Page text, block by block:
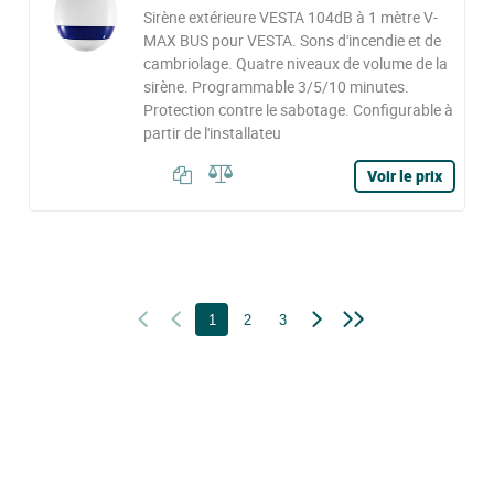
Sirène extérieure VESTA 104dB à 1 mètre V-
MAX BUS pour VESTA. Sons d'incendie et de
cambriolage. Quatre niveaux de volume de la
sirène. Programmable 3/5/10 minutes.
Protection contre le sabotage. Configurable à
partir de l'installateu
Voir le prix
1 2 3